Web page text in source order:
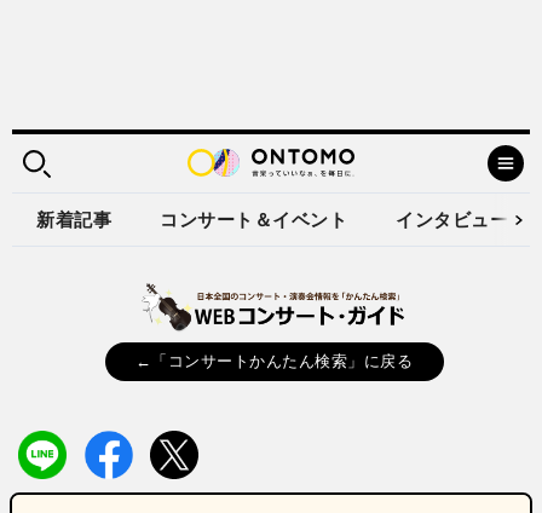
新着記事 コンサート＆イベント インタビュー
←「コンサートかんたん検索」に戻る